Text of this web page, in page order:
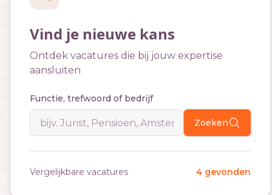
Vind je nieuwe kans
Ontdek vacatures die bij jouw expertise
aansluiten
Functie, trefwoord of bedrijf
Zoeken
Vergelijkbare vacatures 4 gevonden